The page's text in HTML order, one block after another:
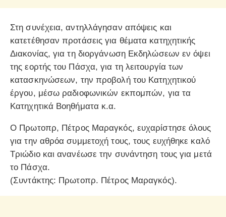
Στη συνέχεια, αντηλλάγησαν απόψεις και
κατετέθησαν προτάσεις για θέματα κατηχητικής
Διακονίας, για τη διοργάνωση Εκδηλώσεων εν όψει
της εορτής του Πάσχα, για τη λειτουργία των
κατασκηνώσεων, την προβολή του Κατηχητικού
έργου, μέσω ραδιοφωνικών εκπομπών, για τα
Κατηχητικά Βοηθήματα κ.α.
Ο Πρωτοπρ, Πέτρος Μαραγκός, ευχαρίστησε όλους
για την αθρόα συμμετοχή τους, τους ευχήθηκε καλό
Τριώδιο και ανανέωσε την συνάντηση τους για μετά
το Πάσχα.
(Συντάκτης: Πρωτοπρ. Πέτρος Μαραγκός).